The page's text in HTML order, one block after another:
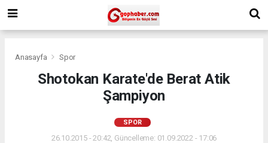
Anasayfa Spor
Shotokan Karate'de Berat Atik
Şampiyon
SPOR
26.10.2015 - 20:42, Güncelleme: 01.09.2022 - 17:06